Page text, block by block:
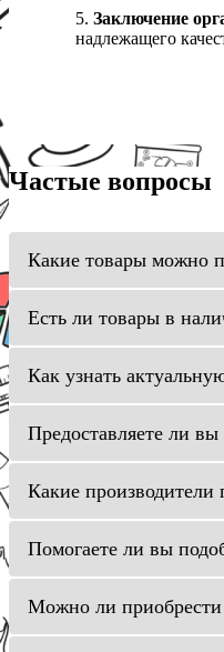
5. Заключение
надлежащего
Частые вопросы
Какие товары можно
Есть ли товары в
Как узнать
Предоставляете ли
Какие производители
Помогаете ли вы
Можно ли приобрести